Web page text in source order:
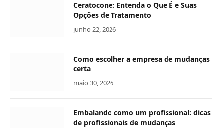
Ceratocone: Entenda o Que É e Suas
Opções de Tratamento
junho 22, 2026
Como escolher a empresa de mudanças
certa
maio 30, 2026
Embalando como um profissional: dicas
de profissionais de mudanças